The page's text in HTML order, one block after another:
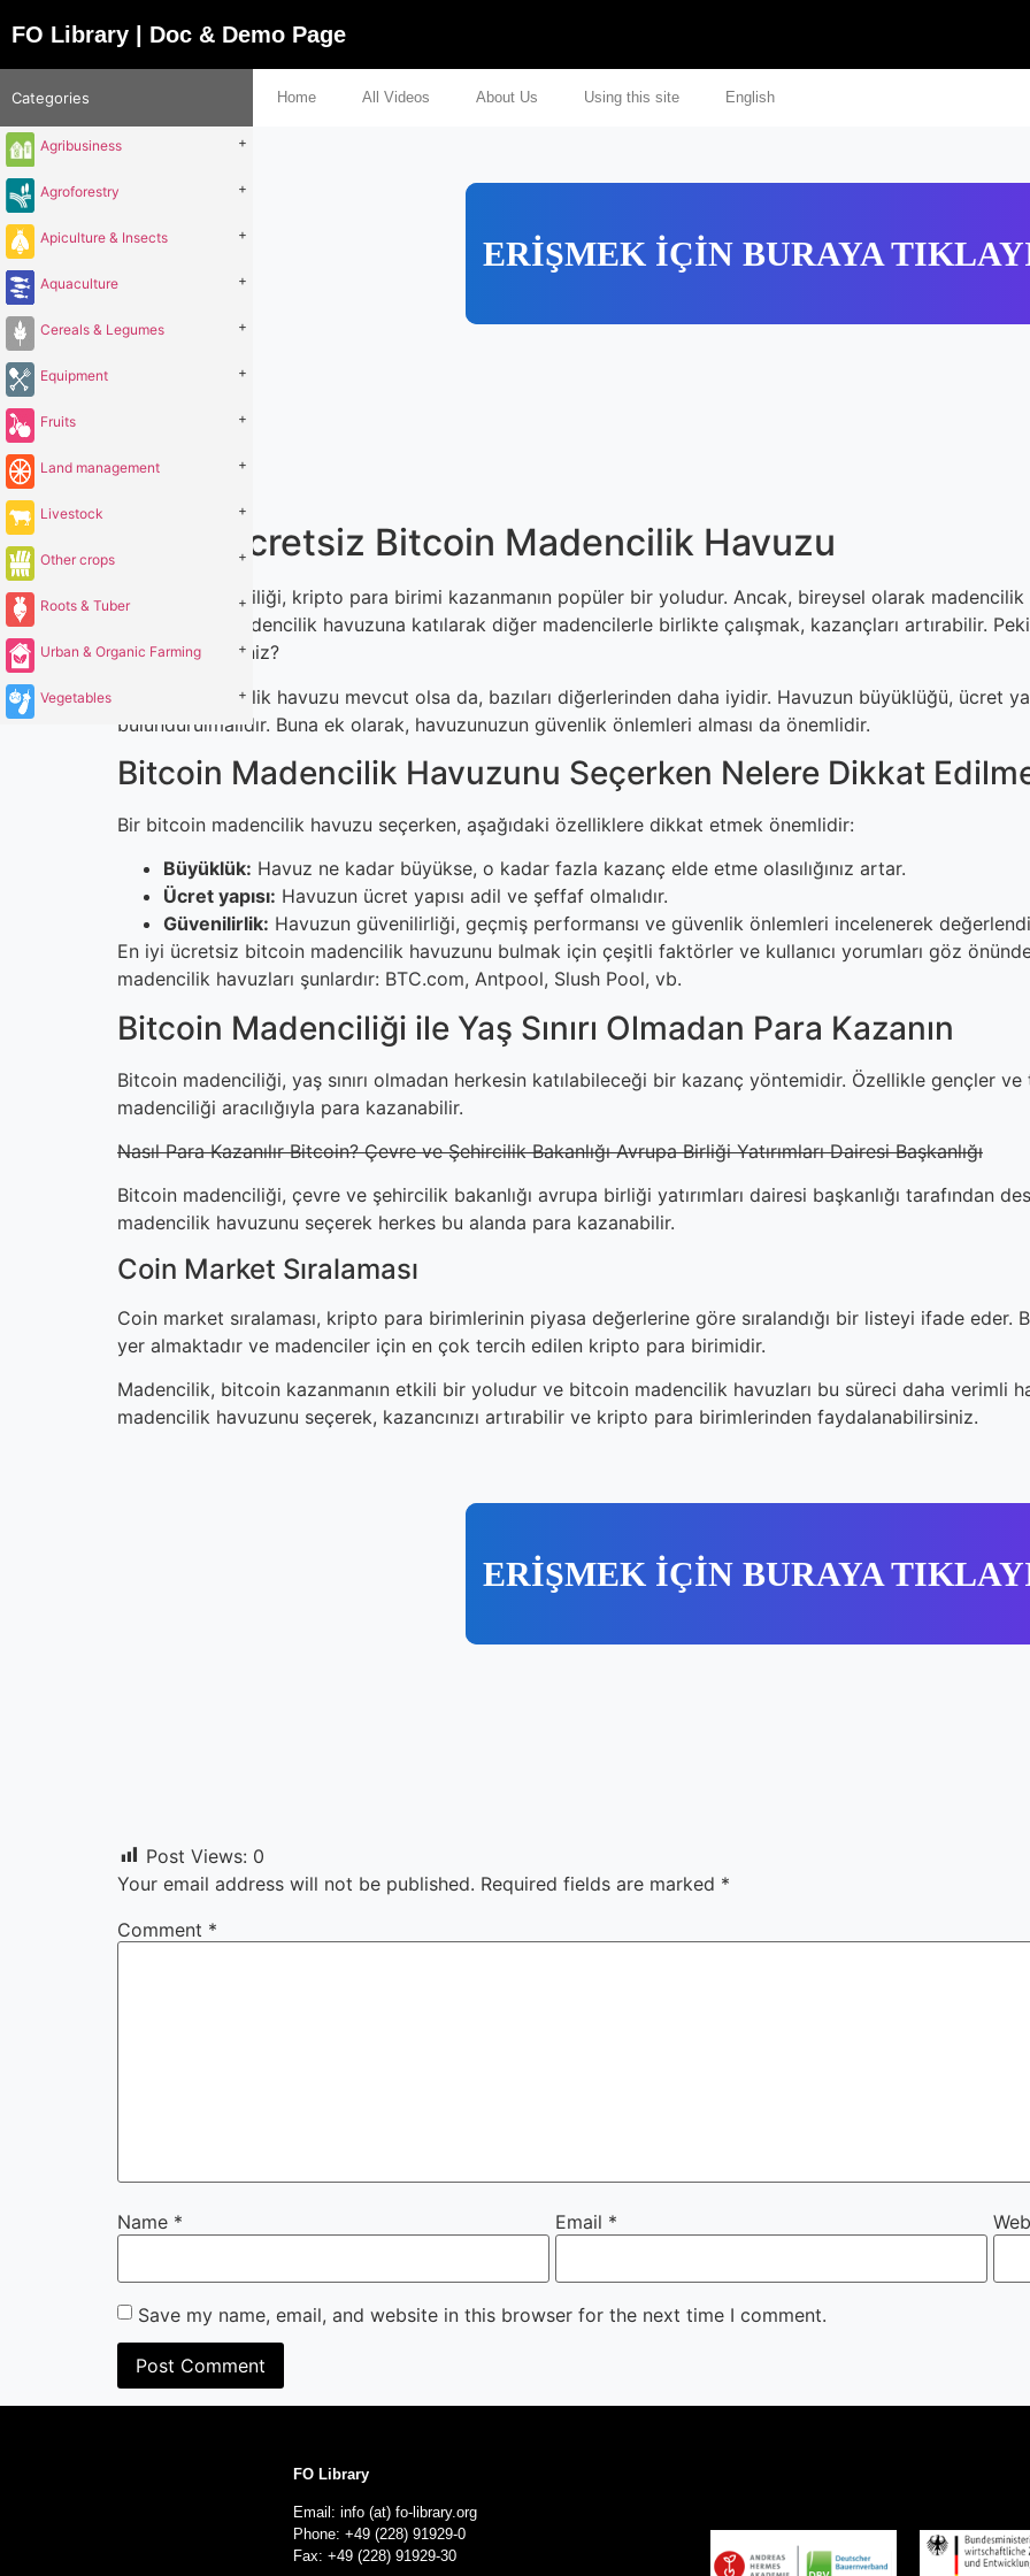
FO Library | Doc & Demo Page
Categories
Agribusiness +
Agroforestry +
Apiculture & Insects +
Aquaculture +
Cereals & Legumes +
Equipment +
Fruits +
Land management +
Livestock +
Other crops +
Roots & Tuber +
Urban & Organic Farming +
Vegetables +
Home All Videos About Us Using this site English
ERİŞMEK İÇİN BURAYA
En İyi Ücretsiz Bitcoin Madencilik Havuzu
Bitcoin madenciliği, kripto para birimi kazanmanın popüler bir yoludur. Ancak, bireysel olarak
nedenle, bir madencilik havuzuna katılarak diğer madencilerle birlikte çalışmak, kazançları artırabilir.
nasıl bulabilirsiniz?
Birçok madencilik havuzu mevcut olsa da, bazıları diğerlerinden daha iyidir. Havuzun büyüklüğü, ücret
bulundurulmalıdır. Buna ek olarak, havuzunuzun güvenlik önlemleri alması da önemlidir.
Bitcoin Madencilik Havuzunu Seçerken Nelere Dikkat
Bir bitcoin madencilik havuzu seçerken, aşağıdaki özelliklere dikkat etmek önemlidir:
Büyüklük: Havuz ne kadar büyükse, o kadar fazla kazanç elde etme olasılığınız artar.
Ücret yapısı: Havuzun ücret yapısı adil ve şeffaf olmalıdır.
Güvenilirlik: Havuzun güvenilirliği, geçmiş performansı ve güvenlik önlemleri incelenerek
En iyi ücretsiz bitcoin madencilik havuzunu bulmak için çeşitli faktörler ve kullanıcı yorumları göz
madencilik havuzları şunlardır: BTC.com, Antpool, Slush Pool, vb.
Bitcoin Madenciliği ile Yaş Sınırı Olmadan Para Kazanın
Bitcoin madenciliği, yaş sınırı olmadan herkesin katılabileceği bir kazanç yöntemidir. Özellikle gençler
madenciliği aracılığıyla para kazanabilir.
Nasıl Para Kazanılır Bitcoin? Çevre ve Şehircilik Bakanlığı Avrupa Birliği Yatırımları Dairesi Başkanlığı
Bitcoin madenciliği, çevre ve şehircilik bakanlığı avrupa birliği yatırımları dairesi başkanlığı tarafından
madencilik havuzunu seçerek herkes bu alanda para kazanabilir.
Coin Market Sıralaması
Coin market sıralaması, kripto para birimlerinin piyasa değerlerine göre sıralandığı bir listeyi ifade eder.
yer almaktadır ve madenciler için en çok tercih edilen kripto para birimidir.
Madencilik, bitcoin kazanmanın etkili bir yoludur ve bitcoin madencilik havuzları bu süreci daha verimli
madencilik havuzunu seçerek, kazancınızı artırabilir ve kripto para birimlerinden faydalanabilirsiniz.
ERİŞMEK İÇİN BURAYA
Post Views: 0
Your email address will not be published. Required fields are marked *
Comment *
Name * Email *
Save my name, email, and website in this browser for the next time I comment.
FO Library
Email: info (at) fo-library.org
Phone: +49 (228) 91929-0
Fax: +49 (228) 91929-30